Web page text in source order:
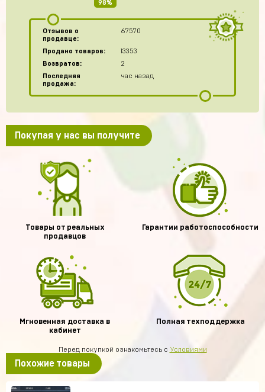
98%
Отзывов о
продавце:
67570
Продано товаров:
13353
Возвратов:
2
Последняя
продажа:
час назад
Покупая у нас вы получите
Товары от реальных
продавцов
Гарантии работоспособности
Мгновенная доставка в
кабинет
Полная техподдержка
Перед покупкой ознакомьтесь с Условиями
Похожие товары